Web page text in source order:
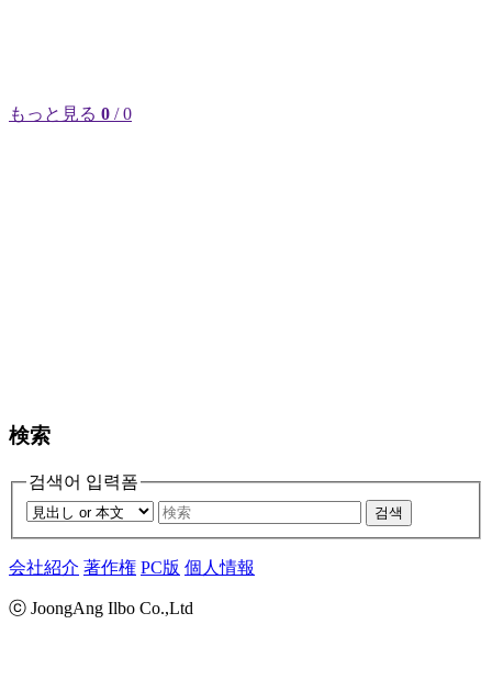
もっと見る 0 / 0
検索
검색어 입력폼
검색
会社紹介 著作権 PC版 個人情報
ⓒ JoongAng Ilbo Co.,Ltd